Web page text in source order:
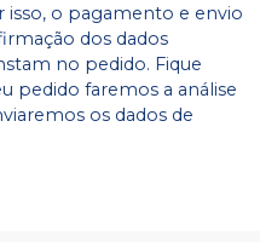
isso, o pagamento e envio
dos dados
no pedido. Fique
pedido faremos a análise
os dados de